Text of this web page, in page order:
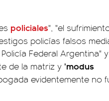
policiales", "el
policías falsos
Federal Argentina"
de la matriz y 'modus
evidentemente no